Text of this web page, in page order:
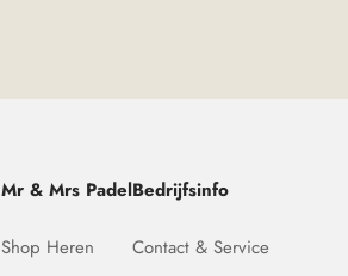
Mr & Mrs Padel
Shop Heren
Bedrijfsinfo
Contact & Service